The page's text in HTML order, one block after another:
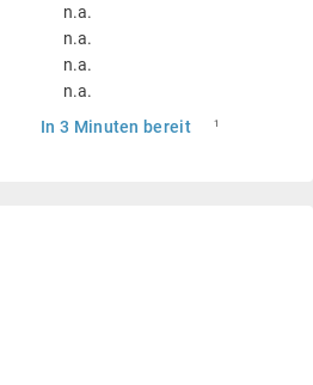
n.a.
n.a.
n.a.
n.a.
In 3 Minuten bereit 1